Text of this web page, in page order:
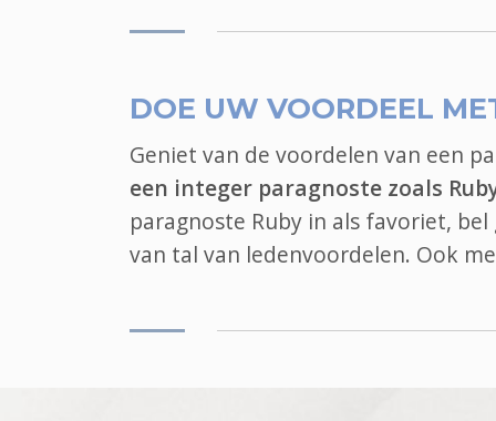
DOE UW VOORDEEL
Geniet van de voordelen van een
een integer paragnoste zoals
paragnoste Ruby in als favoriet,
van tal van ledenvoordelen. Ook